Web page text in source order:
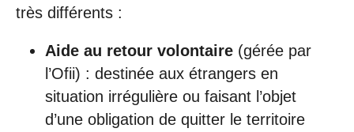
très différents :
Aide au retour volontaire(gérée par
l’Ofii) : destinée aux étrangers en
situation irrégulière ou faisant l’objet
d’une obligation de quitter le territoire